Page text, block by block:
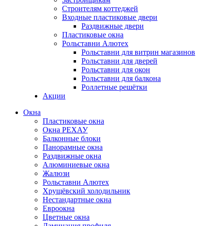
Строителям коттеджей
Входные пластиковые двери
Раздвижные двери
Пластиковые окна
Рольставни Алютех
Рольставни для витрин магазинов
Рольставни для дверей
Рольставни для окон
Рольставни для балкона
Роллетные решётки
Акции
Окна
Пластиковые окна
Окна РЕХАУ
Балконные блоки
Панорамные окна
Раздвижные окна
Алюминиевые окна
Жалюзи
Рольставни Алютех
Хрущёвский холодильник
Нестандартные окна
Евроокна
Цветные окна